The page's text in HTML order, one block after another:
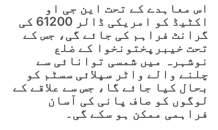
اس معاہدے کے تحت این جی او
اکٹیڈ کو امریکی ڈالر 61200 کی
گرانٹ فراہم کی جائے گی، جس کے
تحت خیبرپختونخوا کے ضلع
نوشہرہ میں شمسی توانائی سے
چلنے والے واٹر سپلائی سسٹم کو
بحال کیا جائے گا، جس سے علاقے کے
لوگوں کو صاف پانی کی آسان
فراہمی ممکن ہو سکے گی۔